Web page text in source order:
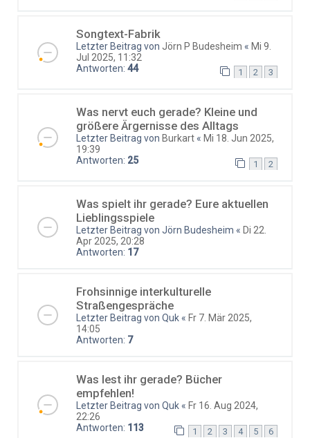
Songtext-Fabrik
Letzter Beitrag von Jörn P Budesheim « Mi 9.
Jul 2025, 11:32
Antworten: 44 1 2 3
Was nervt euch gerade? Kleine und
größere Ärgernisse des Alltags
Letzter Beitrag von Burkart « Mi 18. Jun 2025,
19:39
Antworten: 25 1 2
Was spielt ihr gerade? Eure aktuellen
Lieblingsspiele
Letzter Beitrag von Jörn Budesheim « Di 22.
Apr 2025, 20:28
Antworten: 17
Frohsinnige interkulturelle
Straßengespräche
Letzter Beitrag von Quk « Fr 7. Mär 2025,
14:05
Antworten: 7
Was lest ihr gerade? Bücher
empfehlen!
Letzter Beitrag von Quk « Fr 16. Aug 2024,
22:26
Antworten: 113 1 2 3 4 5 6